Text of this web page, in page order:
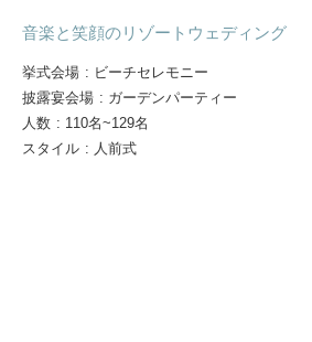
音楽と笑顔のリゾートウェディング
挙式会場 : ビーチセレモニー
披露宴会場 : ガーデンパーティー
人数 : 110名~129名
スタイル : 人前式